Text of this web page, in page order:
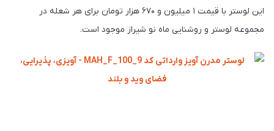
این لوستر با قیمت ۱ میلیون و ۶۷۰ هزار تومان برای هر شعله در
مجموعه لوستر و روشنایی ماه نو شیراز موجود است.